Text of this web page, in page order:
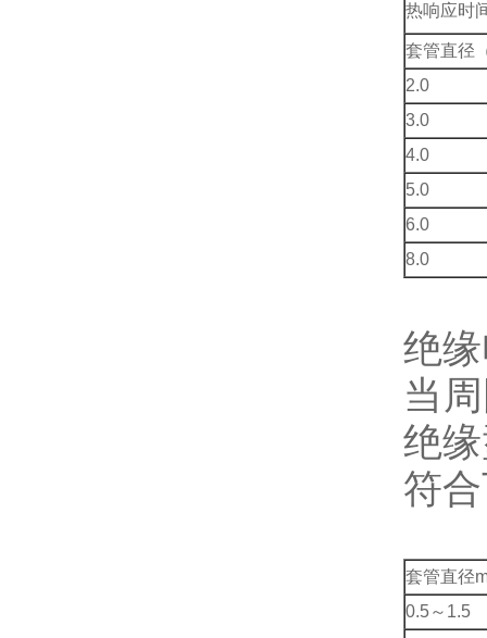
热响应时
套管直径
2.0
3.0
4.0
5.0
6.0
8.0
绝
当
绝
符
套管直径
0.5～1.5